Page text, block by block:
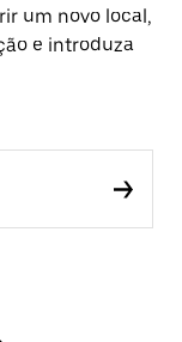
um novo local,
e introduza